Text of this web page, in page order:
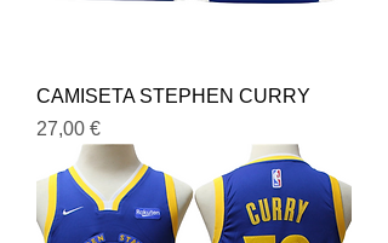
CAMISETA STEPHEN CURRY
Precio
27,00 €